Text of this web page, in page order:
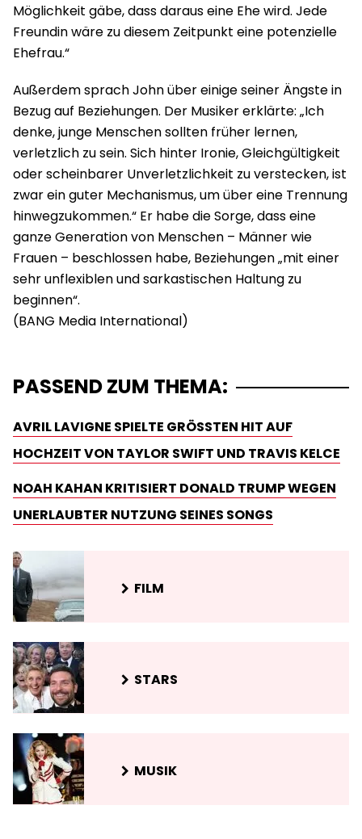
Möglichkeit gäbe, dass daraus eine Ehe wird. Jede
Freundin wäre zu diesem Zeitpunkt eine potenzielle
Ehefrau.“
Außerdem sprach John über einige seiner Ängste in
Bezug auf Beziehungen. Der Musiker erklärte: „Ich
denke, junge Menschen sollten früher lernen,
verletzlich zu sein. Sich hinter Ironie, Gleichgültigkeit
oder scheinbarer Unverletzlichkeit zu verstecken, ist
zwar ein guter Mechanismus, um über eine Trennung
hinwegzukommen.“ Er habe die Sorge, dass eine
ganze Generation von Menschen – Männer wie
Frauen – beschlossen habe, Beziehungen „mit einer
sehr unflexiblen und sarkastischen Haltung zu
beginnen“.
PASSEND ZUM THEMA:
AVRIL LAVIGNE SPIELTE GRÖSSTEN HIT AUF H
OCHZEIT VON TAYLOR SWIFT UND TRAVIS KELCE
NOAH KAHAN KRITISIERT DONALD TRUMP WEGEN
UNERLAUBTER NUTZUNG SEINES SONGS
FILM
STARS
MUSIK